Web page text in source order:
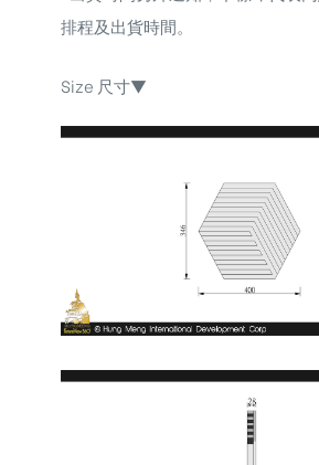
排程及出貨時間。
Size 尺寸▼